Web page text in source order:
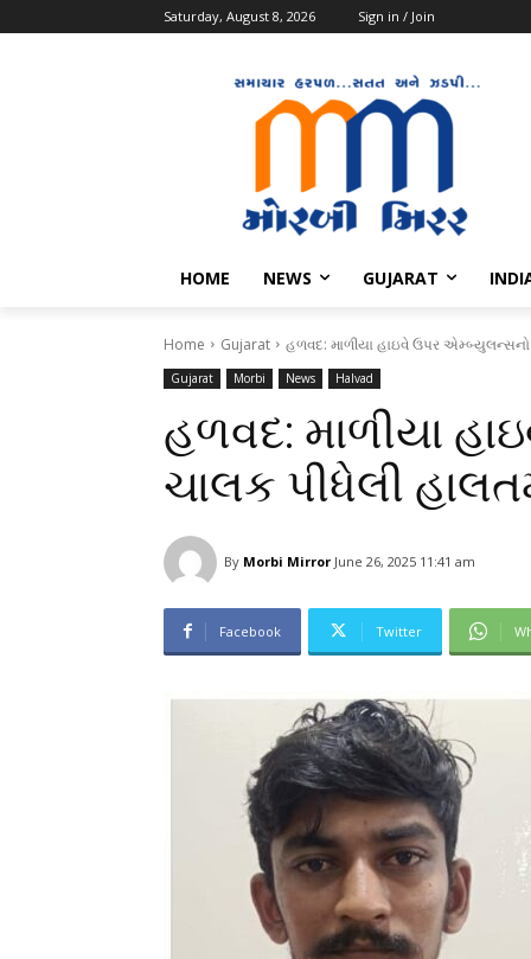
Saturday, August 8, 2026 Sign in / Join
HOME NEWS GUJARAT
Home Gujarat હળવદ: માળીયા હાઇવે ઉપર એમ્બ્યુલન્સનો
Gujarat Morbi News Halvad
હળવદ: માળીયા
ચાલક પીધેલી
By Morbi Mirror June 26, 2025 11:41 am
Facebook Twitter